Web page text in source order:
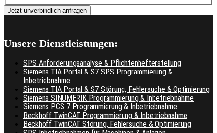
Jetzt unverbindlich anfragen
Unsere Dienstleistungen:
SPS Anforderungsanalyse & Pflichtenhefterstellung
Siemens TIA Portal & S7 SPS Programmierung &
Inbetriebnahme
Siemens TIA Portal & S7 Störung, Fehlersuche & Optimierung
Siemens SINUMERIK Programmierung & Inbetriebnahme
Siemens PCS 7 Programmierung & Inbetriebnahme
Beckhoff TwinCAT Programmierung & Inbetriebnahme
Beckhoff TwinCAT Störung, Fehlersuche & Optimierung